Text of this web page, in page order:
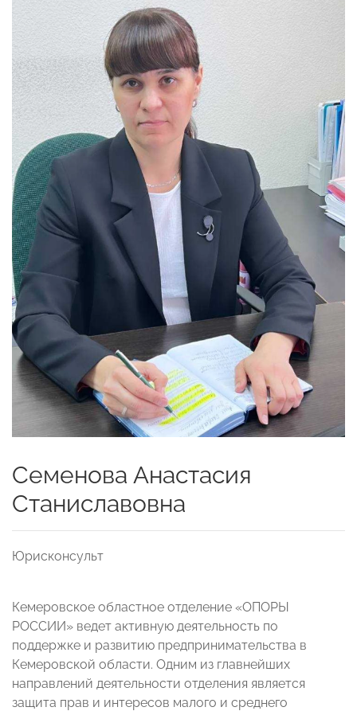
Семенова Анастасия
Станиславовна
Юрисконсульт
Кемеровское областное отделение «ОПОРЫ
РОССИИ» ведет активную деятельность по
поддержке и развитию предпринимательства в
Кемеровской области. Одним из главнейших
направлений деятельности отделения является
защита прав и интересов малого и среднего